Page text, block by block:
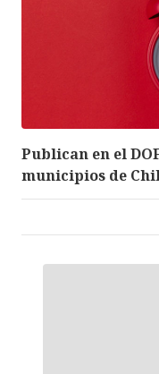
Publican en el
municipios de